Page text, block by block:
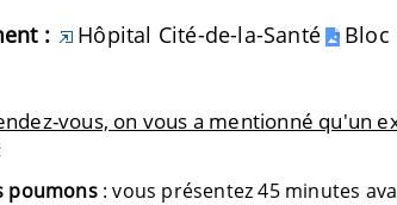
: Hôpital Cité-de-la-Santé Bloc
vous, on vous a mentionné qu'un
poumons : vous présentez 45 minutes